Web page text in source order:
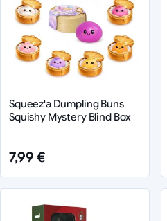
Squeez'a Dumpling Buns
Squishy Mystery Blind Box
7,99 €